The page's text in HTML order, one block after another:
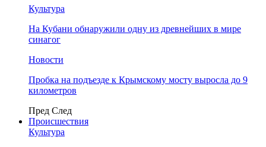
Культура
На Кубани обнаружили одну из древнейших в мире
синагог
Новости
Пробка на подъезде к Крымскому мосту выросла до 9
километров
Пред След
Происшествия
Культура